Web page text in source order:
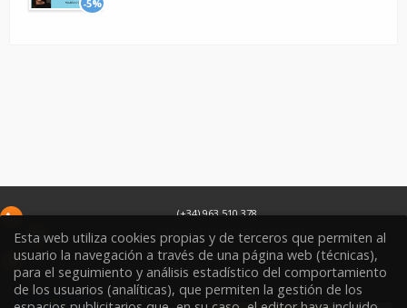
-5%
(+34) 963 510 378
infoweb@libreriasoriano.com
C/ Xàtiva 15
46002 Valencia España
Esta web utiliza cookies propias y de terceros que permiten al
usuario la navegación a través de una página web (técnicas),
para el seguimiento y análisis estadístico del comportamiento
de los usuarios (analíticas), que permiten la gestión de los